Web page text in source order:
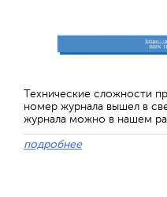
Технические сложности
номер журнала вышел в
журнала можно в нашем
подробнее